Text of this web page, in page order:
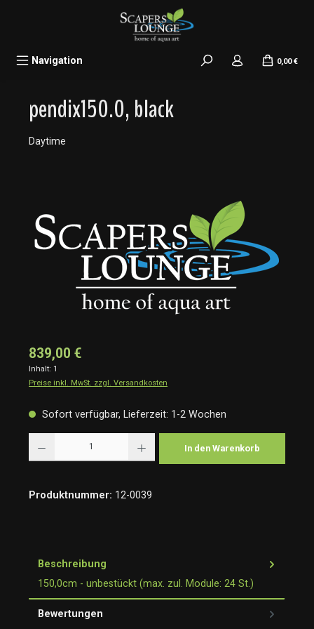
Navigation 0,00 €
pendix150.0, black
Daytime
839,00 €
Inhalt: 1
Preise inkl. MwSt. zzgl. Versandkosten
Sofort verfügbar, Lieferzeit: 1-2 Wochen
In den Warenkorb
Produktnummer: 12-0039
Beschreibung
150,0cm - unbestückt (max. zul. Module: 24 St.)
Bewertungen